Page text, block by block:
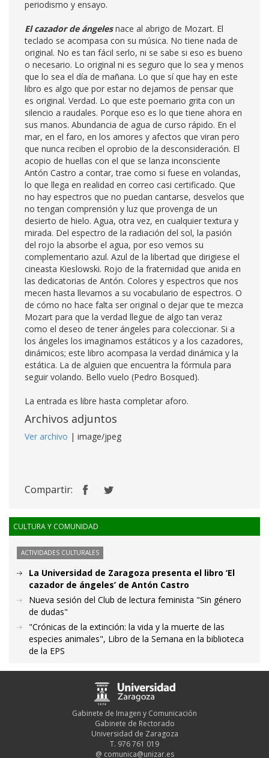
periodismo y ensayo.
El cazador de ángelesnace al abrigo de Mozart. El
teclado se acompasa con su música. No tiene nada de
original. No es tan fácil serlo, ni se sabe si eso es bueno
o necesario. Lo original ni es seguro que lo sea y menos
que lo sea el día de mañana. Lo que sí que hay en este
libro es algo que por estar no dejamos de pensar que
es original. Verdad. Lo que este poemario grita con un
silencio a raudales. Porque eso es lo que tiene ahora en
sus manos. Abundancia de agua de curso rápido. En el
mar, en el faro, en los amores y afectos que viran pero
que nunca reciben el oprobio de la desconsideración. El
acopio de huellas con el que se lanza inconsciente
Antón Castro a contar, trae como si fuese en volandas,
lo que llega en realidad en correo casi certificado. Que
no hay espectros que no puedan cantarse, desvelos que
no tengan comprensión y luz que provenga de un
desierto de hielo. Agua, otra vez, en cualquier textura y
mirada. Del espectro de la radiación del sol, la pasión
del rojo la absorbe el agua, por eso vemos su
complementario azul. Azul de la libertad que dirigiese el
cineasta Kieslowski. Rojo de la fraternidad que anida en
las dedicatorias de Antón. Colores y espectros que nos
mecen hasta llevarnos a su vocabulario de espectros. O
de cómo no hace falta ser original o dejar que te mezca
Mozart para que la verdad llegue de algo tan veraz
como el deseo de tener ángeles para coleccionar. Si a
los ángeles los imaginamos estáticos y a los cazadores,
dinámicos; este libro acompasa la verdad dinámica y la
estática. La de alguien que encuentra la fórmula para
seguir volando. Bello vuelo (Pedro Bosqued).
La entrada es libre hasta completar aforo.
Archivos adjuntos
Ver archivo | image/jpeg
Compartir:
CULTURA Y COMUNIDAD
ACTIVIDADES CULTURALES
La Universidad de Zaragoza presenta el libro ‘El
cazador de ángeles’ de Antón Castro
Nueva sesión del Club de lectura feminista "Sin género
de dudas"
"Crónicas de la extinción: la vida y la muerte de las
especies animales", Libro de la Semana en la biblioteca
de la EPS
Gabinete de Imagen y Comunicación
Gabinete de Rectorado
Universidad de Zaragoza
T. 976 761 019
@ comunica@unizar.es